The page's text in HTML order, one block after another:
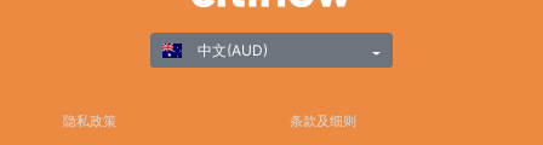
隐私政策 条款及细则
中文(AUD)